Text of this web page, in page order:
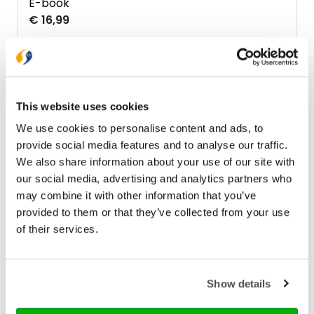
This website uses cookies
We use cookies to personalise content and ads, to
provide social media features and to analyse our traffic.
We also share information about your use of our site with
our social media, advertising and analytics partners who
may combine it with other information that you’ve
provided to them or that they’ve collected from your use
of their services.
Show details
€ 16,99
Bezorging binnen 1–2 werkdagen
Gratis retourneren
Bekijk ook eens